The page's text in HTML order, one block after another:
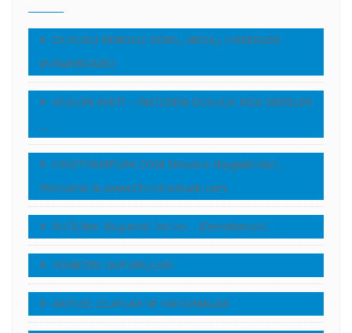
DUYURU PANOSU, SORU, MESAJ, HABERLER,
(NEWSBOARD)
GÜNÜN AYETİ – İNCİL’DEN GÜNLÜK KISA DERSLER
…
HRİSTİYANTÜRK.COM Sitesine Hoşgeldiniz!…
Welcome to www.Christianturk.com
İNCİL’den Bugünkü İnciler… (Devotionals)
YÖNETiM DUYURULARI
AKTUEL OLAYLAR VE YANSIMALAR